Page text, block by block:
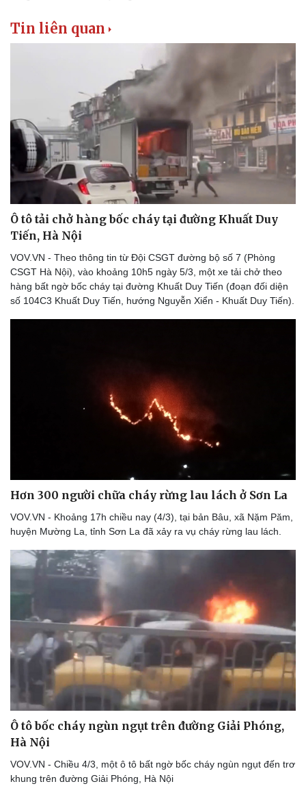
Thế giới thể thao
eSports
Hậu trường
Ô tô - Xe máy
Ô tô
Xe máy
Tư vấn
Tin liên quan
Ô tô tải chở hàng bốc cháy tại đường Khuất Duy
Tiến, Hà Nội
VOV.VN - Theo thông tin từ Đội CSGT đường bộ số 7 (Phòng
CSGT Hà Nội), vào khoảng 10h5 ngày 5/3, một xe tải chở theo
hàng bất ngờ bốc cháy tại đường Khuất Duy Tiến (đoạn đối diện
số 104C3 Khuất Duy Tiến, hướng Nguyễn Xiển - Khuất Duy Tiến).
Hơn 300 người chữa cháy rừng lau lách ở Sơn La
VOV.VN - Khoảng 17h chiều nay (4/3), tại bản Bâu, xã Nặm Păm,
huyện Mường La, tỉnh Sơn La đã xảy ra vụ cháy rừng lau lách.
Ô tô bốc cháy ngùn ngụt trên đường Giải Phóng,
Hà Nội
VOV.VN - Chiều 4/3, một ô tô bất ngờ bốc cháy ngùn ngụt đến trơ
khung trên đường Giải Phóng, Hà Nội